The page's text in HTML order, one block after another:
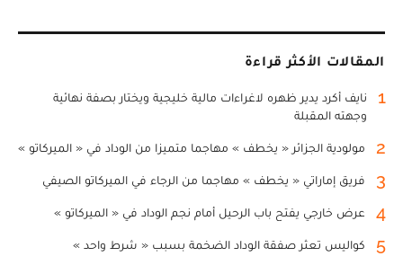
المقالات الأكثر قراءة
1
نايف أكرد يدير ظهره لاغراءات مالية خليجية ويختار بصفة نهائية
وجهته المقبلة
2 مولودية الجزائر « يخطف » مهاجما متميزا من الوداد في « الميركاتو »
3 فريق إماراتي « يخطف » مهاجما من الرجاء في الميركاتو الصيفي
4 عرض خارجي يفتح باب الرحيل أمام نجم الوداد في « الميركاتو »
5 كواليس تعثر صفقة الوداد الضخمة بسبب « شرط واحد »